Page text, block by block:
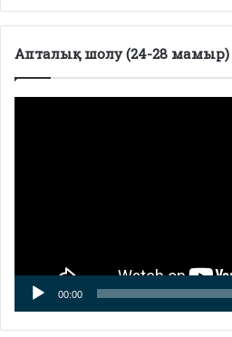
Апталық шолу (24-28 мамыр)
00:00